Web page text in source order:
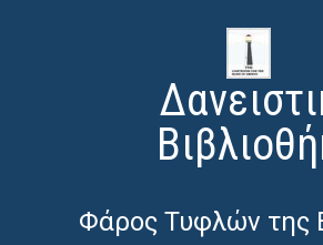
Φάρος Τυφλών της